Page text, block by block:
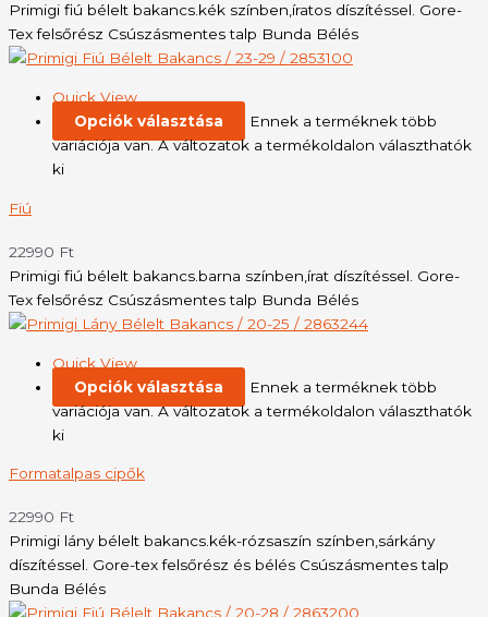
Primigi fiú bélelt bakancs.kék színben,íratos díszítéssel. Gore-
Tex felsőrész Csúszásmentes talp Bunda Bélés
Quick View
Opciók választása
Ennek a terméknek több
variációja van. A változatok a termékoldalon választhatók
ki
Fiú
22990 Ft
Primigi fiú bélelt bakancs.barna színben,írat díszítéssel. Gore-
Tex felsőrész Csúszásmentes talp Bunda Bélés
Quick View
Opciók választása
Ennek a terméknek több
variációja van. A változatok a termékoldalon választhatók
ki
Formatalpas cipők
22990 Ft
Primigi lány bélelt bakancs.kék-rózsaszín színben,sárkány
díszítéssel. Gore-tex felsőrész és bélés Csúszásmentes talp
Bunda Bélés